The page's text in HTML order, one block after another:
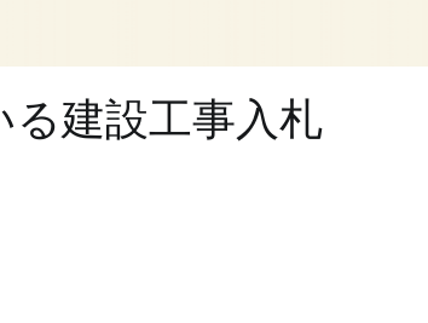
建設工事入札